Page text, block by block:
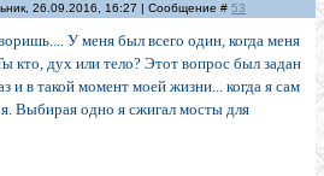
26.09.2016, 16:27 | Сообщение # 53
У меня был всего один, когда меня
кто, дух или тело? Этот вопрос был задан
и в такой момент моей жизни... когда я сам
я. Выбирая одно я сжигал мосты для